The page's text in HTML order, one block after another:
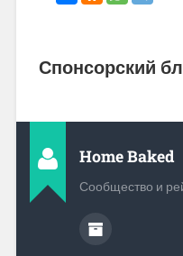
Спонсорский
Home Baked
Сообщество и